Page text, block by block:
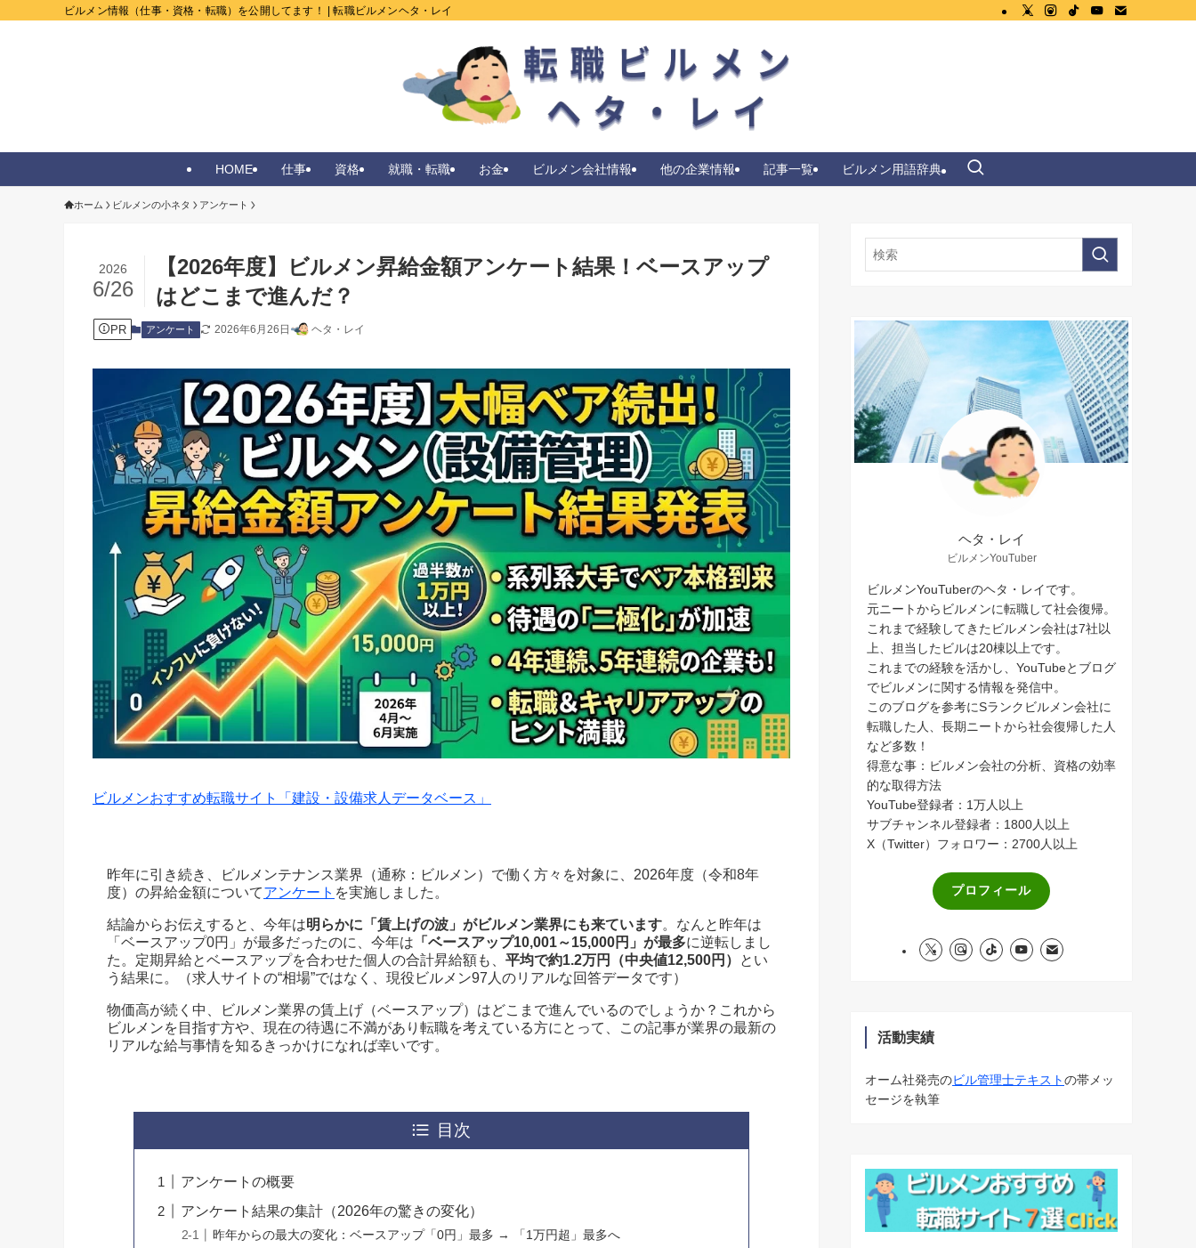
ビルメン情報（仕事・資格・転職）を公開してます！ | 転職ビルメンヘタ・レイ
HOME 仕事 資格 就職・転職 お金 ビルメン会社情報 他の企業情報 記事一覧 ビルメン用語辞典
ホーム ビルメンの小ネタ アンケート
【2026年度】ビルメン昇給金額アンケート結果！ベースアップ
はどこまで進んだ？
2026
6/26
PR アンケート 2026年6月26日 ヘタ・レイ
ビルメンおすすめ転職サイト「建設・設備求人データベース」
昨年に引き続き、ビルメンテナンス業界（通称：ビルメン）で働く方々を対象に、2026年度（令和8年
度）の昇給金額についてアンケート を実施しました。
結論からお伝えすると、今年は明らかに「賃上げの波」がビルメン業界にも来ています。なんと昨年は
「ベースアップ0円」が最多だったのに、今年は 「ベースアップ10,001～15,000円」が最多に逆転しまし
た。定期昇給とベースアップを合わせた個人の合計昇給額も、 平均で約1.2万円（中央値12,500円）
とい
う結果に。（求人サイトの“相場”ではなく、現役ビルメン97人のリアルな回答データです）
物価高が続く中、ビルメン業界の賃上げ（ベースアップ）はどこまで進んでいるのでしょうか？これから
ビルメンを目指す方や、現在の待遇に不満があり転職を考えている方にとって、この記事が業界の最新の
リアルな給与事情を知るきっかけになれば幸いです。
目次
アンケートの概要
アンケート結果の集計（2026年の驚きの変化）
昨年からの最大の変化：ベースアップ「0円」最多 → 「1万円超」最多へ
ヘタ・レイ
ビルメンYouTuber
ビルメンYouTuberのヘタ・レイです。
元ニートからビルメンに転職して社会復帰。
これまで経験してきたビルメン会社は7社以
上、担当したビルは20棟以上です。
これまでの経験を活かし、YouTubeとブログ
でビルメンに関する情報を発信中。
このブログを参考にSランクビルメン会社に
転職した人、長期ニートから社会復帰した人
など多数！
得意な事：ビルメン会社の分析、資格の効率
的な取得方法
YouTube登録者：1万人以上
サブチャンネル登録者：1800人以上
X（Twitter）フォロワー：2700人以上
プロフィール
活動実績
オーム社発売のビル管理士テキストの帯メッ
セージを執筆